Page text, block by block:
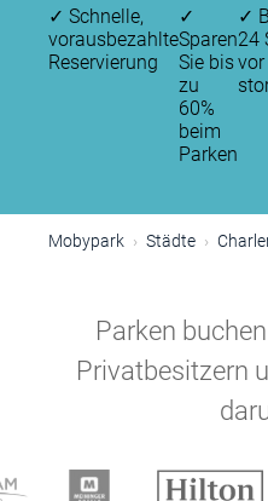
✓ Schnelle,
vorausbezahlte
Reservierung
✓
Sparen
Sie bis
zu
60%
beim
Parken
✓
24
Mobypark Städte
Parken
Privatbesitzern